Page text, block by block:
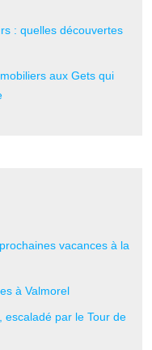
: quelles découvertes
aux Gets qui
vacances à la
à Valmorel
escaladé par le Tour de